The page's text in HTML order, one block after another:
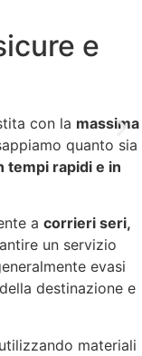
e
con la massima
quanto sia
tempi rapidi e in
a corrieri seri,
un servizio
evasi
destinazione e
materiali